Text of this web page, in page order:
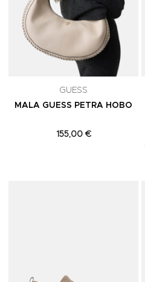
GUESS
MALA GUESS PETRA HOBO
155,00 €